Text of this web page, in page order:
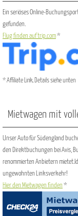
Ein seriöses Online-
gefunden.
Flug finden auf trip.com*
* Affiliate Link, Details siehe unten
Mietwagen mit
Unser Auto für Südengland
den Direktbuchungen bei Avis,
renommierten Anbietern
ungewohnten Linksverkehr!
Hier den Mietwagen finden *